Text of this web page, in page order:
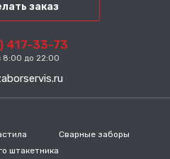
заказ
417-33-73
8:00 до 22:00
штакетника
Сварные заборы